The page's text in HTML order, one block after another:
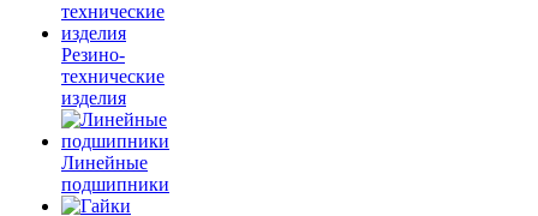
Резино-
технические
изделия
Линейные
подшипники